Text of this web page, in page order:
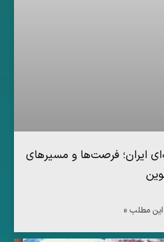
ایران؛ فرصت‌ها و مسیرهای
مطلب »